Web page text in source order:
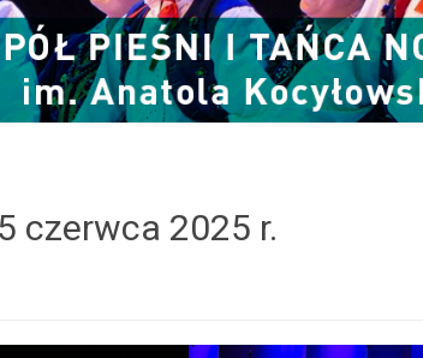
czerwca 2025 r.